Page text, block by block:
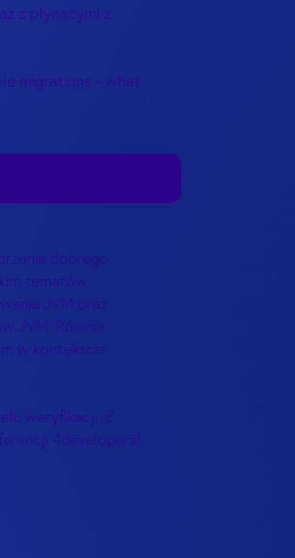
z płynącymi z
migrations - what
dobrego
tematów
JVM oraz
JVM. Równie
w kontekście
weryfikacji. Z
4developers!